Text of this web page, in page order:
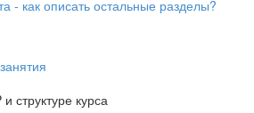
- как описать остальные разделы?
структуре курса